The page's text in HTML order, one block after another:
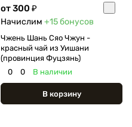
от 300 ₽
Начислим +15бонусов
Чжень Шань Сяо Чжун -
красный чай из Уишани
(провинция Фуцзянь)
0
0 В наличии
В корзину